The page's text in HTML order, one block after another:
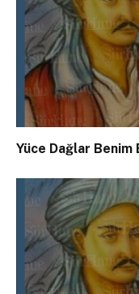
Yüce Dağlar Benim